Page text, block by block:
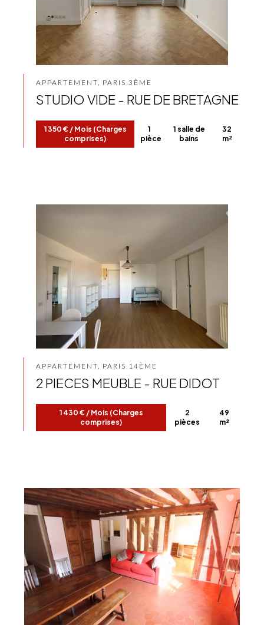
APPARTEMENT, PARIS 3ÈME
STUDIO VIDE - RUE DE BRETAGNE
1 350 € / Mois (Charges
comprises)
1
pièce
1 salle de
bains
32
m²
APPARTEMENT, PARIS 14ÈME
2 PIECES MEUBLE - RUE DIDOT
1 430 € / Mois (Charges
comprises)
2
pièces
49
m²